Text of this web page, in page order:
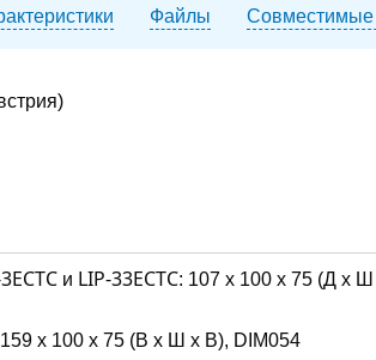
Файлы Совместимые
и LIP-33ECTС: 107 x 100 x 75 (Д x
x 100 x 75 (В x Ш x В), DIM054